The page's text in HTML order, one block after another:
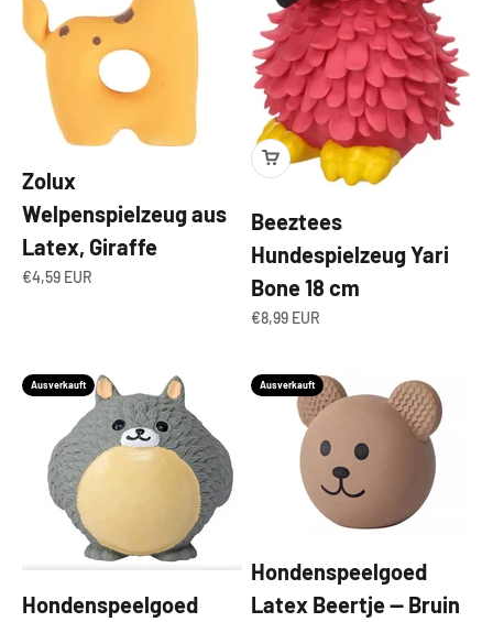
Zolux
Welpenspielzeug aus
Latex, Giraffe
Angebot
€4,59 EUR
Beeztees
Hundespielzeug Yari
Bone 18 cm
Angebot
€8,99 EUR
Ausverkauft
Hondenspeelgoed
Ausverkauft
Hondenspeelgoed
Latex Beertje — Bruin